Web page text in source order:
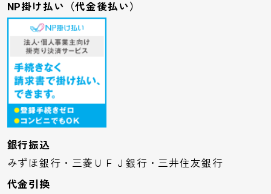
NP掛け払い（代金後払い）
銀行振込
みずほ銀行・三菱ＵＦＪ銀行・三井住友銀行
代金引換